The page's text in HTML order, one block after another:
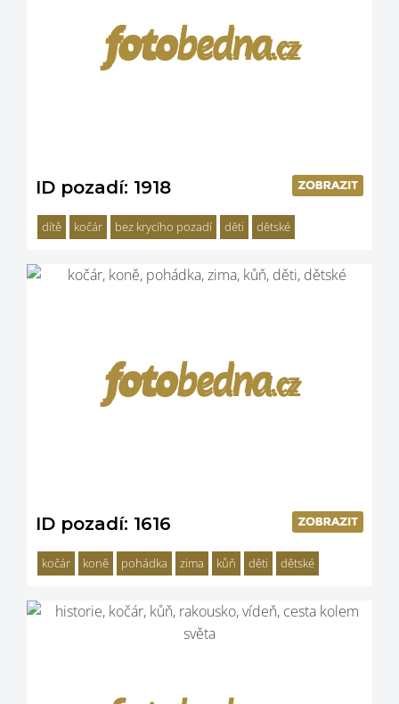
ID pozadí: 1918
dítě kočár bez krycího pozadí děti dětské
ID pozadí: 1616
kočár koně pohádka zima kůň děti dětské